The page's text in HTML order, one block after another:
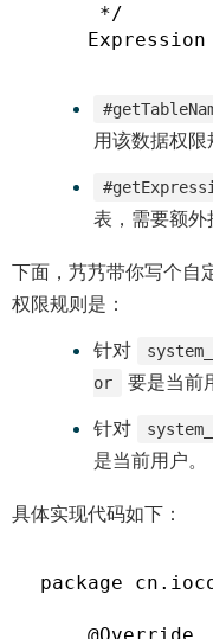
*/
Expression
用该数据权限
表，需要额外
下面，艿艿带你写个自
权限规则是：
针对
or
要是当前
针对
是当前用户。
具体实现代码如下：
package